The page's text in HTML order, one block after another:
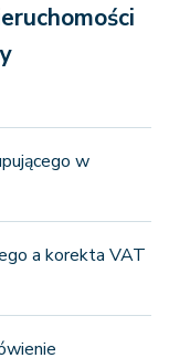
w
a korekta VAT